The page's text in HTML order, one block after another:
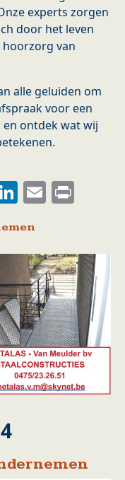
experts zorgen
door het leven
van
alle geluiden om
voor een
ontdek wat wij
LinkedIn
Email